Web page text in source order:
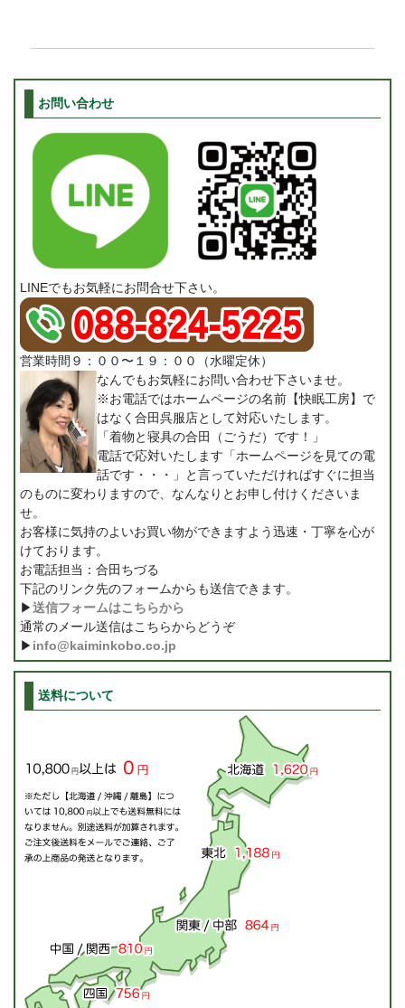
お問い合わせ
LINEでもお気軽にお問合せ下さい。
営業時間９：００〜１９：００（水曜定休）
なんでもお気軽にお問い合わせ下さいませ。
※お電話ではホームページの名前【快眠工房】で
はなく合田呉服店として対応いたします。
「着物と寝具の合田（ごうだ）です！」
電話で応対いたします「ホームページを見ての電
話です・・・」と言っていただければすぐに担当
のものに変わりますので、なんなりとお申し付けくださいま
せ。
お客様に気持のよいお買い物ができますよう迅速・丁寧を心が
けております。
お電話担当：合田ちづる
下記のリンク先のフォームからも送信できます。
▶送信フォームはこちらから
通常のメール送信はこちらからどうぞ
▶ info@kaiminkobo.co.jp
送料について